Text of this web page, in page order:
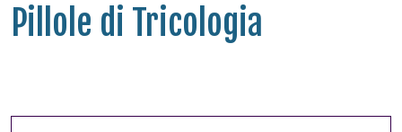
Pillole di Tricologia